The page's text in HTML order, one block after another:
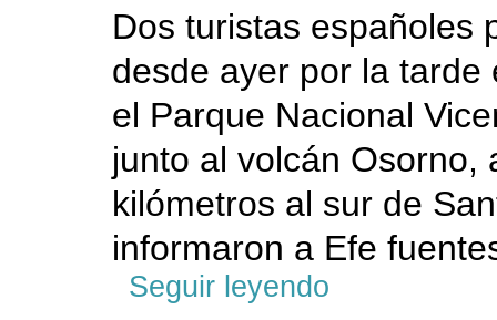
Dos turistas españoles
desde ayer por la tarde
el Parque Nacional
junto al volcán Osorno,
kilómetros al sur de
informaron a Efe
Seguir leyendo